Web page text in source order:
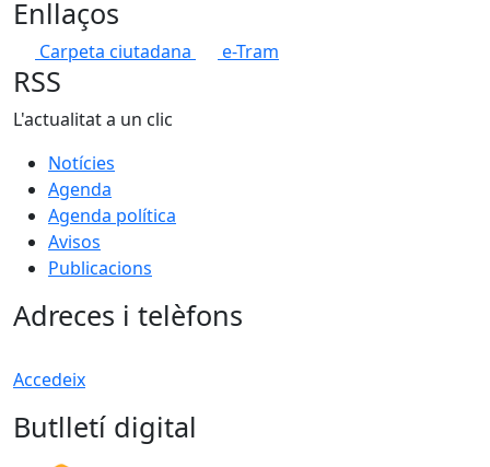
Enllaços
Carpeta ciutadana e-Tram
RSS
L'actualitat a un clic
Notícies
Agenda
Agenda política
Avisos
Publicacions
Adreces i telèfons
Accedeix
Butlletí digital